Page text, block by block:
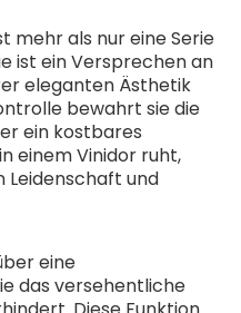
mehr als nur eine Serie
ist ein Versprechen an
eleganten Ästhetik
bewahrt sie die
ein kostbares
einem Vinidor ruht,
Leidenschaft und
eine
das versehentliche